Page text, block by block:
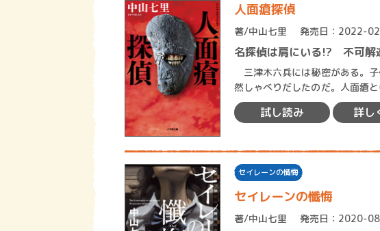
人面瘡探偵
著/中山七里 発売日：2022-
名探偵は肩にいる!? 不可解
三津木六兵には秘密がある。
然しゃべりだしたのだ。人面瘡
び、いつしか頼れる友人となっ
試し読み 詳し
セイレーンの懺悔
セイレーンの懺悔
著/中山七里 発売日：2020-